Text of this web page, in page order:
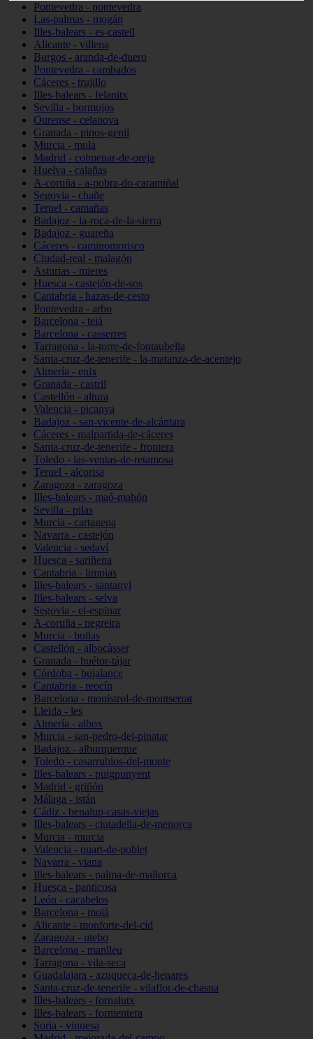
Pontevedra - pontevedra
Las-palmas - mogán
Illes-balears - es-castell
Alicante - villena
Burgos - aranda-de-duero
Pontevedra - cambados
Cáceres - trujillo
Illes-balears - felanitx
Sevilla - bormujos
Ourense - celanova
Granada - pinos-genil
Murcia - mula
Madrid - colmenar-de-oreja
Huelva - calañas
A-coruña - a-pobra-do-caramiñal
Segovia - chañe
Teruel - camañas
Badajoz - la-roca-de-la-sierra
Badajoz - guareña
Cáceres - caminomorisco
Ciudad-real - malagón
Asturias - mieres
Huesca - castejón-de-sos
Cantabria - hazas-de-cesto
Pontevedra - arbo
Barcelona - teià
Barcelona - casserres
Tarragona - la-torre-de-fontaubella
Santa-cruz-de-tenerife - la-matanza-de-acentejo
Almería - enix
Granada - castril
Castellón - altura
Valencia - picanya
Badajoz - san-vicente-de-alcántara
Cáceres - malpartida-de-cáceres
Santa-cruz-de-tenerife - frontera
Toledo - las-ventas-de-retamosa
Teruel - alcorisa
Zaragoza - zaragoza
Illes-balears - maó-mahón
Sevilla - pilas
Murcia - cartagena
Navarra - castejón
Valencia - sedaví
Huesca - sariñena
Cantabria - limpias
Illes-balears - santanyí
Illes-balears - selva
Segovia - el-espinar
A-coruña - negreira
Murcia - bullas
Castellón - albocàsser
Granada - huétor-tájar
Córdoba - bujalance
Cantabria - reocín
Barcelona - monistrol-de-montserrat
Lleida - les
Almería - albox
Murcia - san-pedro-del-pinatar
Badajoz - alburquerque
Toledo - casarrubios-del-monte
Illes-balears - puigpunyent
Madrid - griñón
Málaga - istán
Cádiz - benalup-casas-viejas
Illes-balears - ciutadella-de-menorca
Murcia - murcia
Valencia - quart-de-poblet
Navarra - viana
Illes-balears - palma-de-mallorca
Huesca - panticosa
León - cacabelos
Barcelona - moià
Alicante - monforte-del-cid
Zaragoza - utebo
Barcelona - manlleu
Tarragona - vila-seca
Guadalajara - azuqueca-de-henares
Santa-cruz-de-tenerife - vilaflor-de-chasna
Illes-balears - fornalutx
Illes-balears - formentera
Soria - vinuesa